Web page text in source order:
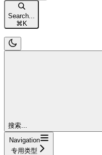
Search...
⌘K
搜索...
Navigation
专用类型